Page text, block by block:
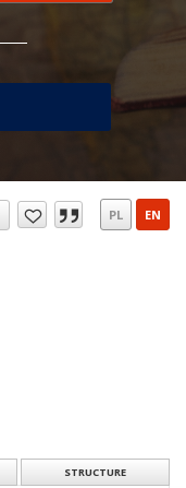
PL EN
STRUCTURE